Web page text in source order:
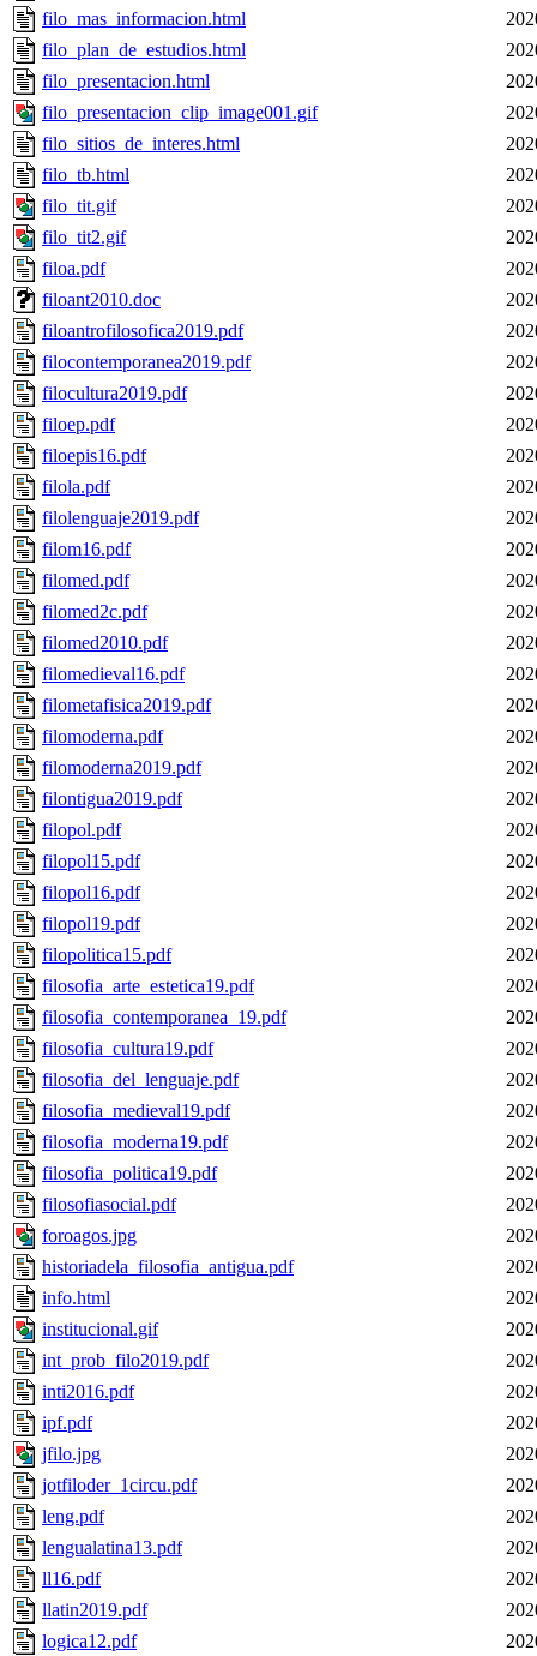
filo_mas_informacion.html
filo_plan_de_estudios.html
filo_presentacion.html
filo_presentacion_clip_image001.gif
filo_sitios_de_interes.html
filo_tb.html
filo_tit.gif
filo_tit2.gif
filoa.pdf
filoant2010.doc
filoantrofilosofica2019.pdf
filocontemporanea2019.pdf
filocultura2019.pdf
filoep.pdf
filoepis16.pdf
filola.pdf
filolenguaje2019.pdf
filom16.pdf
filomed.pdf
filomed2c.pdf
filomed2010.pdf
filomedieval16.pdf
filometafisica2019.pdf
filomoderna.pdf
filomoderna2019.pdf
filontigua2019.pdf
filopol.pdf
filopol15.pdf
filopol16.pdf
filopol19.pdf
filopolitica15.pdf
filosofia_arte_estetica19.pdf
filosofia_contemporanea_19.pdf
filosofia_cultura19.pdf
filosofia_del_lenguaje.pdf
filosofia_medieval19.pdf
filosofia_moderna19.pdf
filosofia_politica19.pdf
filosofiasocial.pdf
foroagos.jpg
historiadela_filosofia_antigua.pdf
info.html
institucional.gif
int_prob_filo2019.pdf
inti2016.pdf
ipf.pdf
jfilo.jpg
jotfiloder_1circu.pdf
leng.pdf
lengualatina13.pdf
ll16.pdf
llatin2019.pdf
logica12.pdf